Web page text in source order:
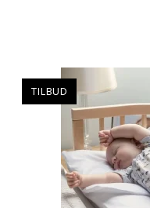
TILBUD